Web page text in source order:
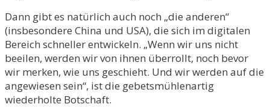
Dann gibt es natürlich auch noch „die anderen“
(insbesondere China und USA), die sich im digitalen
Bereich schneller entwickeln. „Wenn wir uns nicht
beeilen, werden wir von ihnen überrollt, noch bevor
wir merken, wie uns geschieht. Und wir werden auf die
angewiesen sein“, ist die gebetsmühlenartig
wiederholte Botschaft.